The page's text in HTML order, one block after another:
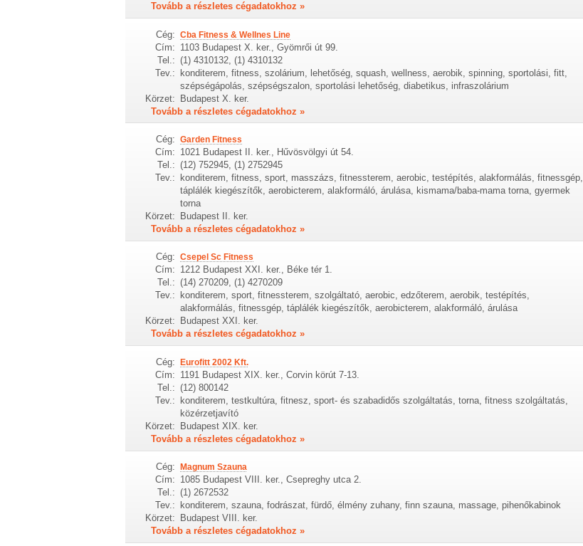
Tovább a részletes cégadatokhoz »
Cég: Cba Fitness & Wellnes Line
Cím: 1103 Budapest X. ker., Gyömrői út 99.
Tel.: (1) 4310132, (1) 4310132
Tev.: konditerem, fitness, szolárium, lehetőség, squash, wellness, aerobik, spinning, sportolási, fitt,
szépségápolás, szépségszalon, sportolási lehetőség, diabetikus, infraszolárium
Körzet: Budapest X. ker.
Tovább a részletes cégadatokhoz »
Cég: Garden Fitness
Cím: 1021 Budapest II. ker., Hűvösvölgyi út 54.
Tel.: (12) 752945, (1) 2752945
Tev.:
konditerem, fitness, sport, masszázs, fitnessterem, aerobic, testépítés, alakformálás, fitnessgép,
táplálék kiegészítők, aerobicterem, alakformáló, árulása, kismama/baba-mama torna, gyermek
torna
Körzet:
Budapest II. ker.
Tovább a részletes cégadatokhoz »
Cég: Csepel Sc Fitness
Cím: 1212 Budapest XXI. ker., Béke tér 1.
Tel.: (14) 270209, (1) 4270209
Tev.:
konditerem, sport, fitnessterem, szolgáltató, aerobic, edzőterem, aerobik, testépítés,
alakformálás, fitnessgép, táplálék kiegészítők, aerobicterem, alakformáló, árulása
Körzet:
Budapest XXI. ker.
Tovább a részletes cégadatokhoz »
Cég: Eurofitt 2002 Kft.
Cím: 1191 Budapest XIX. ker., Corvin körút 7-13.
Tel.: (12) 800142
Tev.:
konditerem, testkultúra, fitnesz, sport- és szabadidős szolgáltatás, torna, fitness szolgáltatás,
közérzetjavító
Körzet:
Budapest XIX. ker.
Tovább a részletes cégadatokhoz »
Cég: Magnum Szauna
Cím: 1085 Budapest VIII. ker., Csepreghy utca 2.
Tel.: (1) 2672532
Tev.:
konditerem, szauna, fodrászat, fürdő, élmény zuhany, finn szauna, massage, pihenőkabinok
Körzet:
Budapest VIII. ker.
Tovább a részletes cégadatokhoz »